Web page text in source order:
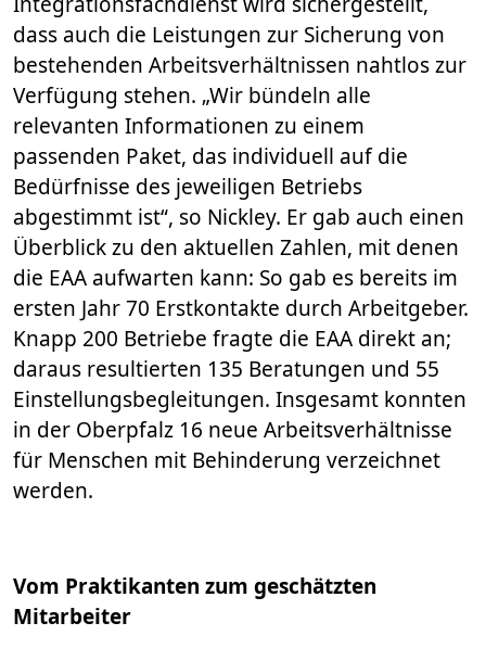
dass auch die Leistungen zur Sicherung von
bestehenden Arbeitsverhältnissen nahtlos zur
Verfügung stehen. „Wir bündeln alle
relevanten Informationen zu einem
passenden Paket, das individuell auf die
Bedürfnisse des jeweiligen Betriebs
abgestimmt ist“, so Nickley. Er gab auch einen
Überblick zu den aktuellen Zahlen, mit denen
die EAA aufwarten kann: So gab es bereits im
ersten Jahr 70 Erstkontakte durch Arbeitgeber.
Knapp 200 Betriebe fragte die EAA direkt an;
daraus resultierten 135 Beratungen und 55
Einstellungsbegleitungen. Insgesamt konnten
in der Oberpfalz 16 neue Arbeitsverhältnisse
für Menschen mit Behinderung verzeichnet
werden.
Vom Praktikanten zum geschätzten
Mitarbeiter